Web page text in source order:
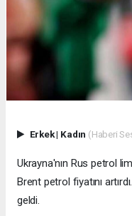
Erkek| Kadın (Haberi
Ukrayna'nın Rus petrol
Brent petrol fiyatını
geldi.